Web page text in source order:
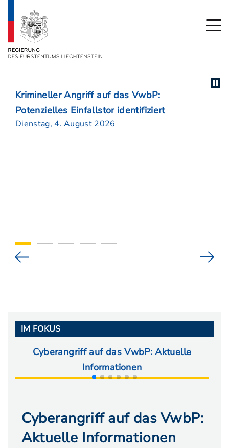
Krimineller Angriff auf das VwbP:
Potenzielles Einfallstor identifiziert
Dienstag, 4. August 2026
IM FOKUS
Cyberangriff auf das VwbP: Aktuelle
Informationen
Cyberangriff auf das VwbP:
Aktuelle Informationen